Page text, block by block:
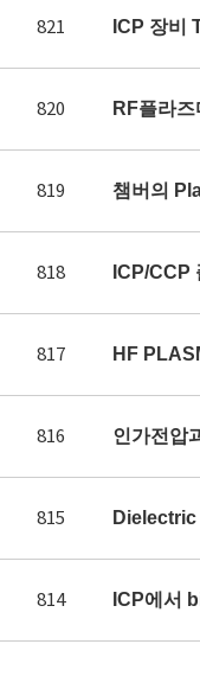
821 ICP 장비
820 RF플라
819 챔버의
818 ICP/CCP
817 HF
816 인가전압
815
814 ICP에서